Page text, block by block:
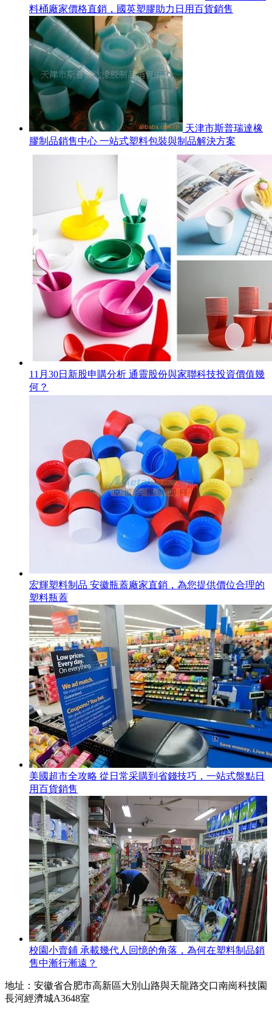
料桶廠家價格直銷，國英塑膠助力日用百貨銷售
天津市斯普瑞達橡
膠制品銷售中心 一站式塑料包裝與制品解決方案
11月30日新股申購分析 通靈股份與家聯科技投資價值幾
何？
宏輝塑料制品 安徽瓶蓋廠家直銷，為您提供價位合理的
塑料瓶蓋
美國超市全攻略 從日常采購到省錢技巧，一站式盤點日
用百貨銷售
校園小賣鋪 承載幾代人回憶的角落，為何在塑料制品銷
售中漸行漸遠？
地址：安徽省合肥市高新區大別山路與天龍路交口南崗科技園
長河經濟城A3648室